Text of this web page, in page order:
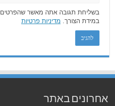
בשליחת תגובה אתה מאשר שהפרטים
במידת הצורך. מדיניות פרטיות
אחרונים באתר